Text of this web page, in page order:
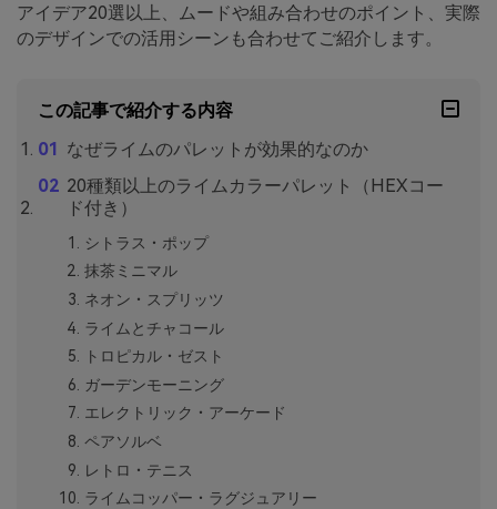
アイデア20選以上、ムードや組み合わせのポイント、実際
のデザインでの活用シーンも合わせてご紹介します。
この記事で紹介する内容
なぜライムのパレットが効果的なのか
20種類以上のライムカラーパレット（HEXコー
ド付き）
シトラス・ポップ
抹茶ミニマル
ネオン・スプリッツ
ライムとチャコール
トロピカル・ゼスト
ガーデンモーニング
エレクトリック・アーケード
ペアソルベ
レトロ・テニス
ライムコッパー・ラグジュアリー